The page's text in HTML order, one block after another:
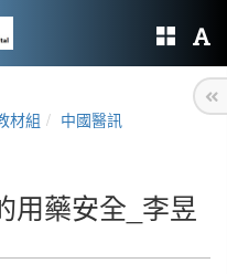
材組
中國醫訊
用藥安全_李昱